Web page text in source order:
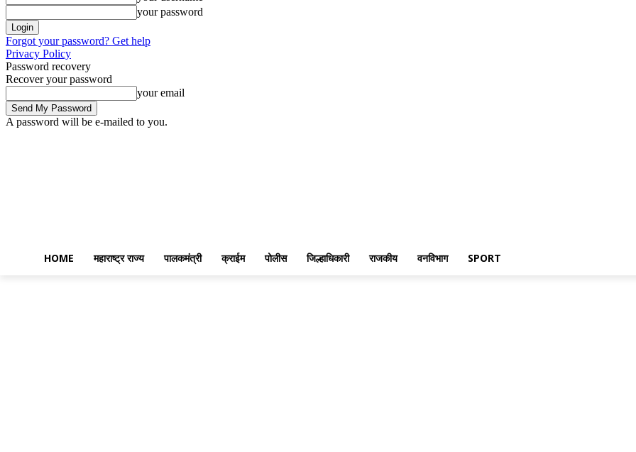
your password
Forgot your password? Get help
Privacy Policy
Password recovery
Recover your password
your email
A password will be e-mailed to you.
HOME महाराष्ट्र राज्य पालकमंत्री क्राईम पोलीस जिल्हाधिकारी राजकीय वनविभाग SPORT